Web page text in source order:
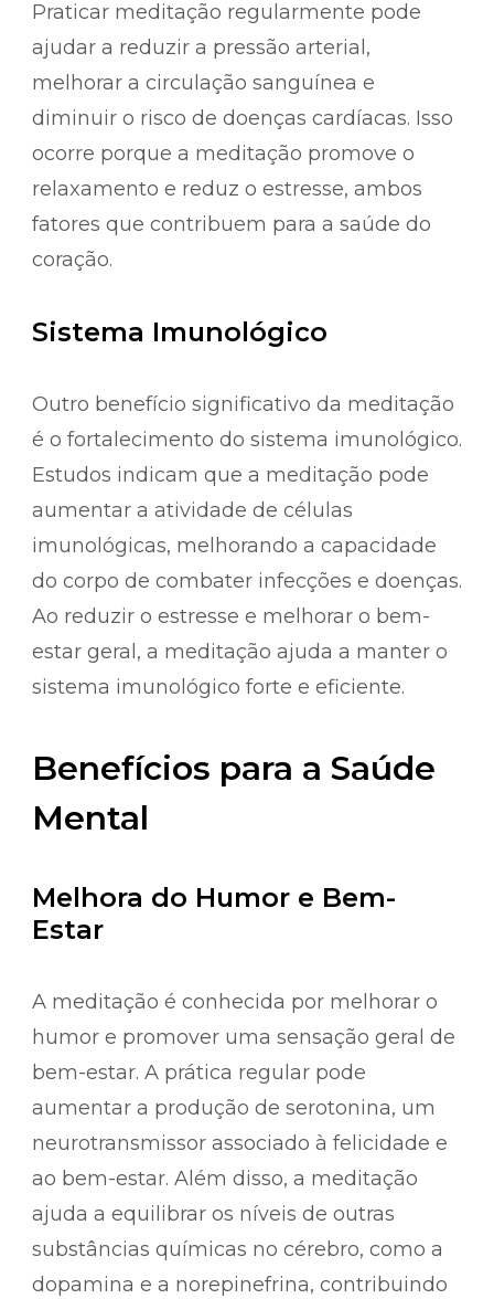
Praticar meditação regularmente pode
ajudar a reduzir a pressão arterial,
melhorar a circulação sanguínea e
diminuir o risco de doenças cardíacas. Isso
ocorre porque a meditação promove o
relaxamento e reduz o estresse, ambos
fatores que contribuem para a saúde do
coração.
Sistema Imunológico
Outro benefício significativo da meditação
é o fortalecimento do sistema imunológico.
Estudos indicam que a meditação pode
aumentar a atividade de células
imunológicas, melhorando a capacidade
do corpo de combater infecções e doenças.
Ao reduzir o estresse e melhorar o bem-
estar geral, a meditação ajuda a manter o
sistema imunológico forte e eficiente.
Benefícios para a Saúde
Mental
Melhora do Humor e Bem-
Estar
A meditação é conhecida por melhorar o
humor e promover uma sensação geral de
bem-estar. A prática regular pode
aumentar a produção de serotonina, um
neurotransmissor associado à felicidade e
ao bem-estar. Além disso, a meditação
ajuda a equilibrar os níveis de outras
substâncias químicas no cérebro, como a
dopamina e a norepinefrina, contribuindo